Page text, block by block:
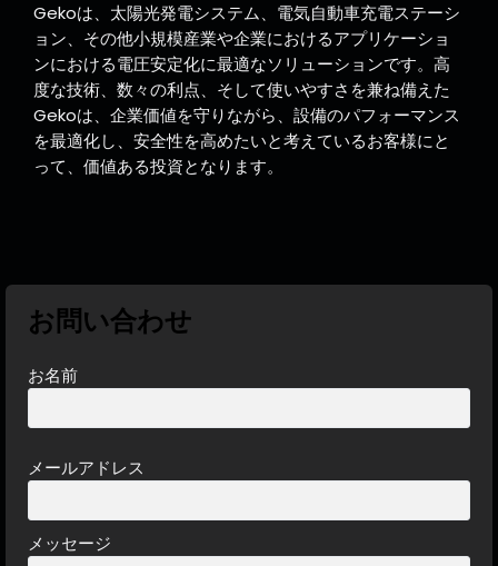
Gekoは、太陽光発電システム、電気自動車充電ステーシ
ョン、その他小規模産業や企業におけるアプリケーショ
ンにおける電圧安定化に最適なソリューションです。高
度な技術、数々の利点、そして使いやすさを兼ね備えた
Gekoは、企業価値を守りながら、設備のパフォーマンス
を最適化し、安全性を高めたいと考えているお客様にと
って、価値ある投資となります。
お問い合わせ
お名前
メールアドレス
メッセージ